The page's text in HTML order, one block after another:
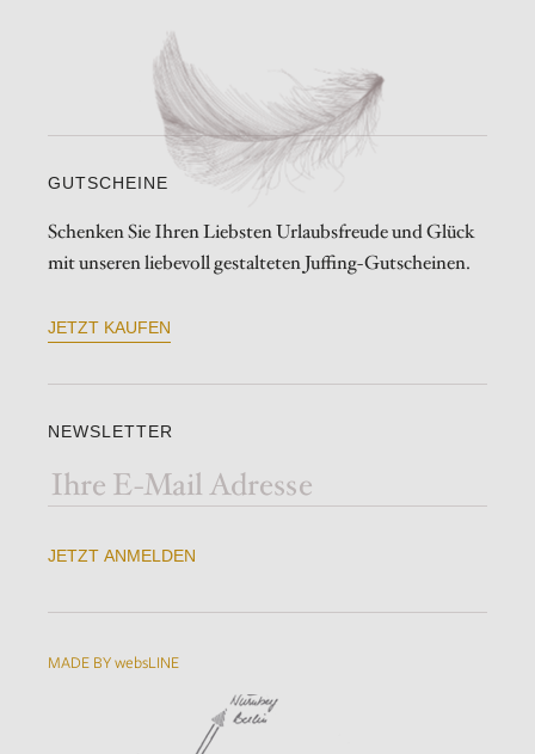
GUTSCHEINE
Schenken Sie Ihren Liebsten Urlaubsfreude und Glück
mit unseren liebevoll gestalteten Juffing-Gutscheinen.
JETZT KAUFEN
NEWSLETTER
JETZT ANMELDEN
MADE BY websLINE